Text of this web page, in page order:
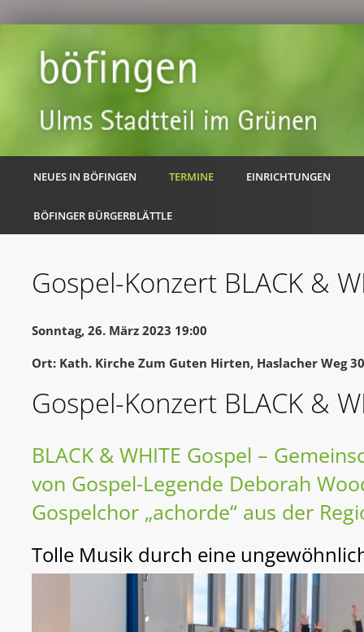
NEUES IN BÖFINGEN TERMINE EINRICHTUNGEN
BÖFINGER BÜRGERBLÄTTLE
Gospel-Konzert BLACK &
Sonntag, 26. März 2023 19:00
Ort: Kath. Kirche Zum Guten Hirten, Haslacher Weg
Gospel-Konzert BLACK &
BLACK & WHITE Gospel –
von Gospel-Legende Deborah
Gospelchor „achorde“ aus der
Tolle Musik durch eine